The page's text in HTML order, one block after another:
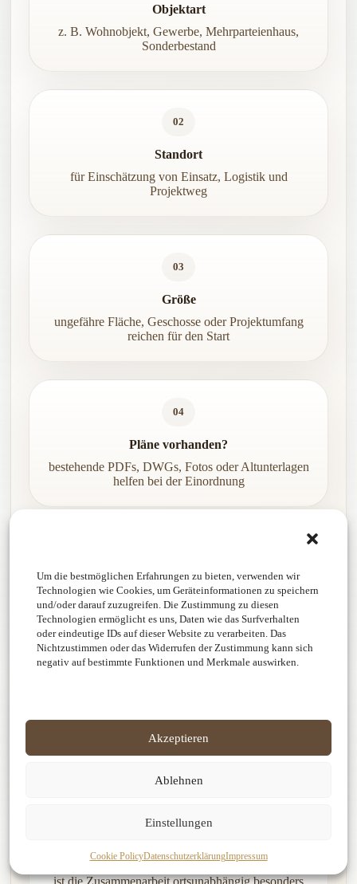
Um die bestmöglichen Erfahrungen zu bieten, verwenden wir
Technologien wie Cookies, um Geräteinformationen zu speichern
und/oder darauf zuzugreifen. Die Zustimmung zu diesen
Technologien ermöglicht es uns, Daten wie das Surfverhalten
oder eindeutige IDs auf dieser Website zu verarbeiten. Das
Nichtzustimmen oder das Widerrufen der Zustimmung kann sich
negativ auf bestimmte Funktionen und Merkmale auswirken.
Akzeptieren
Ablehnen
Einstellungen
Cookie PolicyDatenschutzerklärungImpressum
Objektart
z. B. Wohnobjekt, Gewerbe, Mehrparteienhaus,
Sonderbestand
02
Standort
für Einschätzung von Einsatz, Logistik und
Projektweg
03
Größe
ungefähre Fläche, Geschosse oder Projektumfang
reichen für den Start
04
Pläne vorhanden?
bestehende PDFs, DWGs, Fotos oder Altunterlagen
helfen bei der Einordnung
Scandaten vorhanden?
Punktwolke, Downloadlink oder Partnerdaten
können direkt mitgedacht werden
Gewünschter Output und Terminbedarf
Plan, Modell, beides oder zusätzliche
oder passende Projekte projektbezogen auch
ist die Zusammenarbeit ortsunabhängig besonders